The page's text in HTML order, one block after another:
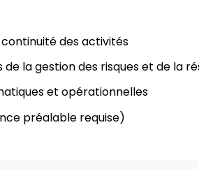
des activités
de la gestion des risques et de la
et opérationnelles
préalable requise)